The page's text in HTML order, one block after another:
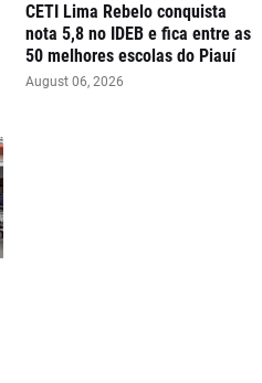
CETI Lima Rebelo conquista
nota 5,8 no IDEB e fica entre as
50 melhores escolas do Piauí
August 06, 2026